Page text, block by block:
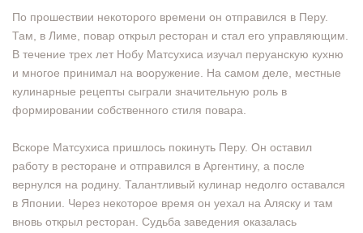
По прошествии некоторого времени он отправился в Перу.
Там, в Лиме, повар открыл ресторан и стал его управляющим.
В течение трех лет Нобу Матсухиса изучал перуанскую кухню
и многое принимал на вооружение. На самом деле, местные
кулинарные рецепты сыграли значительную роль в
формировании собственного стиля повара.
Вскоре Матсухиса пришлось покинуть Перу. Он оставил
работу в ресторане и отправился в Аргентину, а после
вернулся на родину. Талантливый кулинар недолго оставался
в Японии. Через некоторое время он уехал на Аляску и там
вновь открыл ресторан. Судьба заведения оказалась